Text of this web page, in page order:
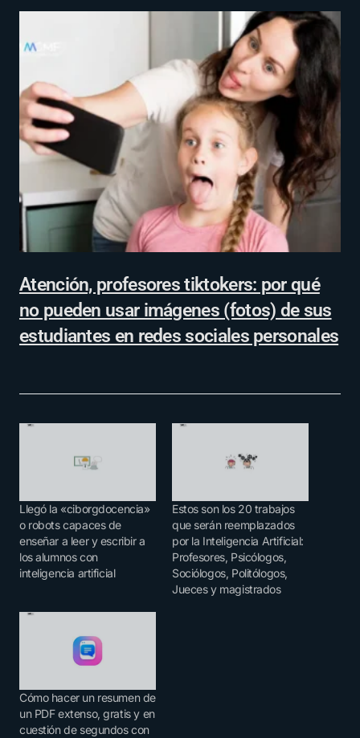
Atención, profesores tiktokers: por qué
no pueden usar imágenes (fotos) de sus
estudiantes en redes sociales personales
Llegó la «ciborgdocencia»
o robots capaces de
enseñar a leer y escribir a
los alumnos con
inteligencia artificial
Estos son los 20 trabajos
que serán reemplazados
por la Inteligencia Artificial:
Profesores, Psicólogos,
Sociólogos, Politólogos,
Jueces y magistrados
Cómo hacer un resumen de
un PDF extenso, gratis y en
cuestión de segundos con